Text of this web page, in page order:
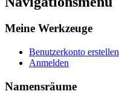
Meine Werkzeuge
Benutzerkonto erstellen
Anmelden
Namensräume